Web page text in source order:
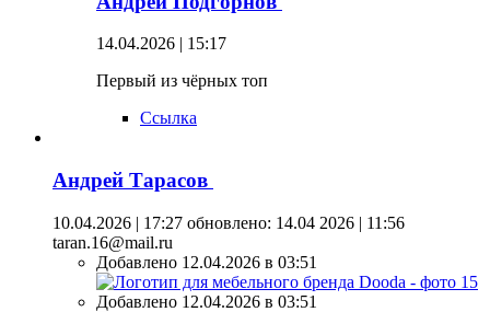
14.04.2026 | 15:17
Первый из чёрных топ
Ссылка
Андрей Тарасов
10.04.2026 | 17:27 обновлено: 14.04 2026 | 11:56
taran.16@mail.ru
Добавлено 12.04.2026 в 03:51
Добавлено 12.04.2026 в 03:51